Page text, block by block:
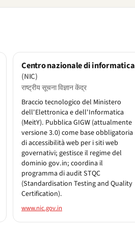
Centro nazionale di informatica
(NIC)
राष्ट्रीय सूचना विज्ञान केंद्र
Braccio tecnologico del Ministero
dell'Elettronica e dell'Informatica
(MeitY). Pubblica GIGW (attualmente
versione 3.0) come base obbligatoria
di accessibilità web per i siti web
governativi; gestisce il regime del
dominio gov.in; coordina il
programma di audit STQC
(Standardisation Testing and Quality
Certification).
www.nic.gov.in